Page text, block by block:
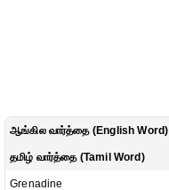
ஆங்கில வார்த்தை (English Word)
தமிழ் வார்த்தை (Tamil Word)
Grenadine